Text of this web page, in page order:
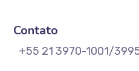
Contato
+55 21 3970-1001/